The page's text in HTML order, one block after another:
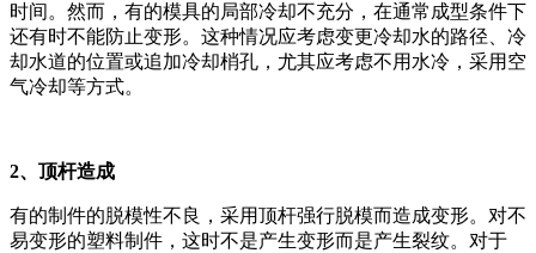
时间。然而，有的模具的局部冷却不充分，在通常成型条件下
还有时不能防止变形。这种情况应考虑变更冷却水的路径、冷
却水道的位置或追加冷却梢孔，尤其应考虑不用水冷，采用空
气冷却等方式。
2、顶杆造成
有的制件的脱模性不良，采用顶杆强行脱模而造成变形。对不
易变形的塑料制件，这时不是产生变形而是产生裂纹。对于